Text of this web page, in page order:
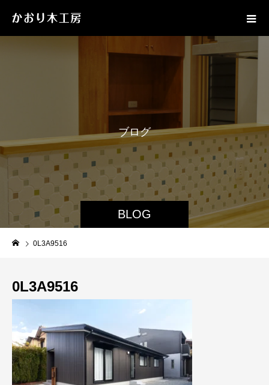
BLOG
ブログ
0L3A9516
0L3A9516